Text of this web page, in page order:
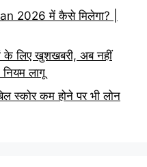
2026 में कैसे मिलेगा? |
के लिए खुशखबरी, अब नहीं
नियम लागू
स्कोर कम होने पर भी लोन